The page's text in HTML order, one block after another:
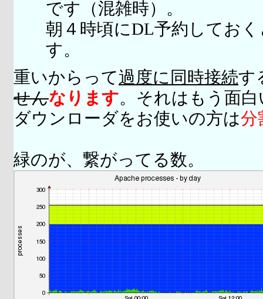
です（混雑時）。
朝４時頃にDL予約してお
す。
重いからって過度に同時接続す
せんなります。それはもう面
ダウンローダをお使いの方は分
緑のが、繋がってる数。